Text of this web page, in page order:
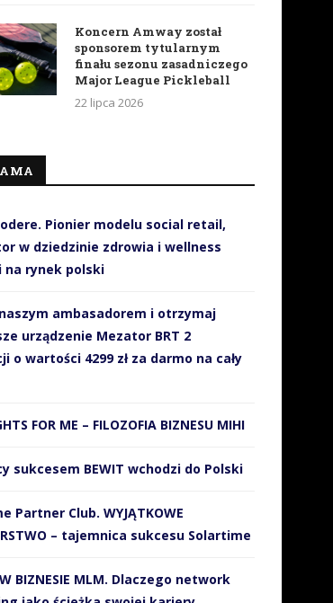
Koncern Amway został
sponsorem tytularnym
finału sezonu zasadniczego
Major League Pickleball
22 lipca 2026
Pionier modelu social retail,
w dziedzinie zdrowia i wellness
na rynek polski
ambasadorem i otrzymaj
urządzenie Mezator BRT 2
o wartości 4299 zł za darmo na cały
FOR ME – FILOZOFIA BIZNESU MIHI
sukcesem BEWIT wchodzi do Polski
Partner Club. WYJĄTKOWE
– tajemnica sukcesu Solartime
W BIZNESIE MLM. Dlaczego network